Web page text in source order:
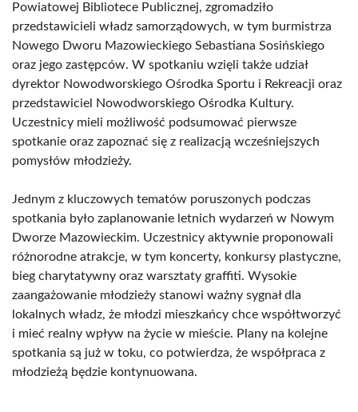
Powiatowej Bibliotece Publicznej, zgromadziło
przedstawicieli władz samorządowych, w tym burmistrza
Nowego Dworu Mazowieckiego Sebastiana Sosińskiego
oraz jego zastępców. W spotkaniu wzięli także udział
dyrektor Nowodworskiego Ośrodka Sportu i Rekreacji oraz
przedstawiciel Nowodworskiego Ośrodka Kultury.
Uczestnicy mieli możliwość podsumować pierwsze
spotkanie oraz zapoznać się z realizacją wcześniejszych
pomysłów młodzieży.
Jednym z kluczowych tematów poruszonych podczas
spotkania było zaplanowanie letnich wydarzeń w Nowym
Dworze Mazowieckim. Uczestnicy aktywnie proponowali
różnorodne atrakcje, w tym koncerty, konkursy plastyczne,
bieg charytatywny oraz warsztaty graffiti. Wysokie
zaangażowanie młodzieży stanowi ważny sygnał dla
lokalnych władz, że młodzi mieszkańcy chce współtworzyć
i mieć realny wpływ na życie w mieście. Plany na kolejne
spotkania są już w toku, co potwierdza, że współpraca z
młodzieżą będzie kontynuowana.